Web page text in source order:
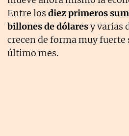
Entre los diez primeros
billones de dólaresy varias
crecen de forma muy fuerte
último mes.